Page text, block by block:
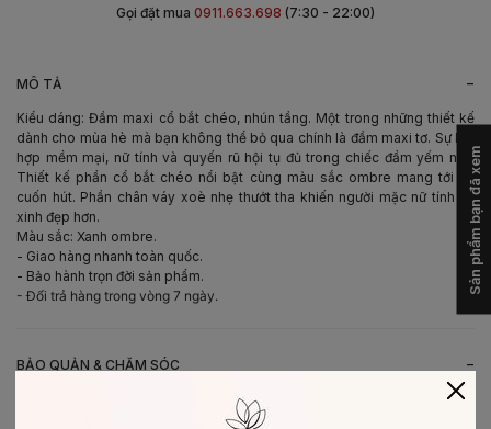
MÔ TẢ -
Kiểu dáng: Đầm maxi cổ bắt chéo, nhún tầng. Một trong những thiết kế
dành cho mùa hè mà bạn không thể bỏ qua chính là đầm maxi tơ. Sự kết
hợp mềm mại, nữ tính và quyến rũ hội tụ đủ trong chiếc đầm yếm này.
Thiết kế phần cổ bắt chéo nổi bật cùng màu sắc ombre mang tới sự
cuốn hút. Phần chân váy xoè nhẹ thướt tha khiến người mặc nữ tính và
xinh đẹp hơn.
Màu sắc: Xanh ombre.
- Giao hàng nhanh toàn quốc.
- Bảo hành trọn đời sản phẩm.
- Đổi trả hàng trong vòng 7 ngày.
BẢO QUẢN & CHĂM SÓC -
- Không giặt sản phẩm với thuốc tẩy có chứa Clo
Gọi đặt mua 0911.663.698 (7:30 - 22:00)
Sản phẩm bạn đã xem